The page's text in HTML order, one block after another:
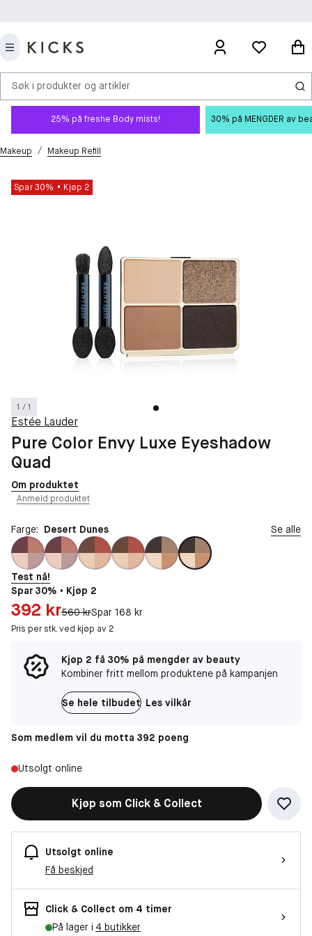
Søk i produkter og artikler
25% på freshe Body mists! 30% på MENGDER av
Makeup / Makeup Refill
Spar 30% Kjøp 2
1 / 1
Estée Lauder
Pure Color Envy Luxe Eyeshadow
Quad
Om produktet
Anmeld produktet
Farge: Desert Dunes Se alle
Test nå!
Spar 30% • Kjøp 2
Pris: 392 kr
392 krOriginal pris:
560 krSpar 168 kr
Pris per stk. ved kjøp av 2
Kjøp 2 få 30% på mengder av beauty
Kombiner fritt mellom produktene på kampanjen
Se hele tilbudet Les vilkår
Som medlem vil du motta 392 poeng
Utsolgt online
Kjøp som Click & Collect
Utsolgt online
Få beskjed
Click & Collect om 4 timer
På lager i 4 butikker